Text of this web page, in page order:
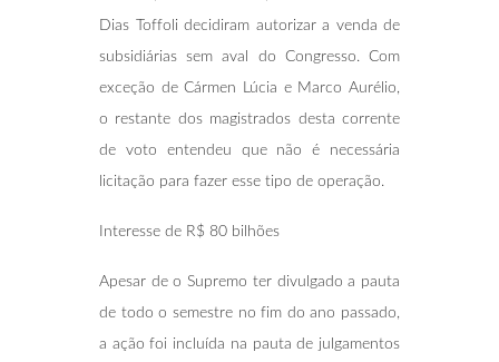
Dias Toffoli decidiram autorizar a venda de
subsidiárias sem aval do Congresso. Com
exceção de Cármen Lúcia e Marco Aurélio,
o restante dos magistrados desta corrente
de voto entendeu que não é necessária
licitação para fazer esse tipo de operação.
Interesse de R$ 80 bilhões
Apesar de o Supremo ter divulgado a pauta
de todo o semestre no fim do ano passado,
a ação foi incluída na pauta de julgamentos